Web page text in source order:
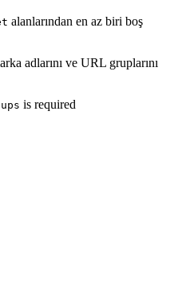
alanlarından en az biri boş
adlarını ve URL gruplarını
is required